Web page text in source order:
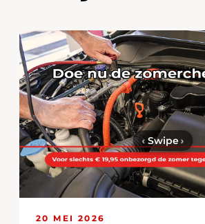
20 MEI 2026
‹ Swipe›